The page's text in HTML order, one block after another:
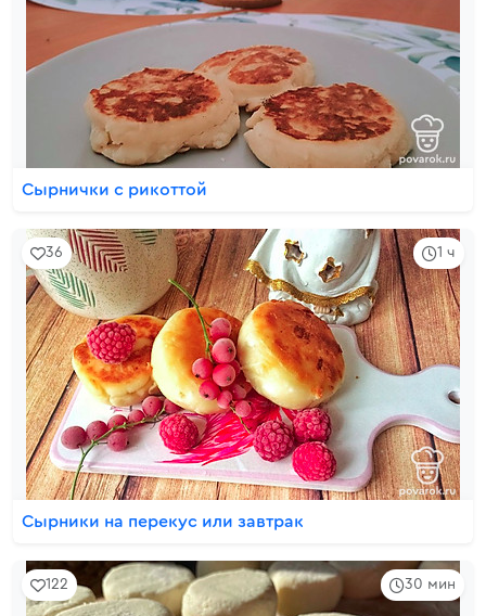
Сырнички с рикоттой
1 ч
36
Сырники на перекус или завтрак
30 мин
122